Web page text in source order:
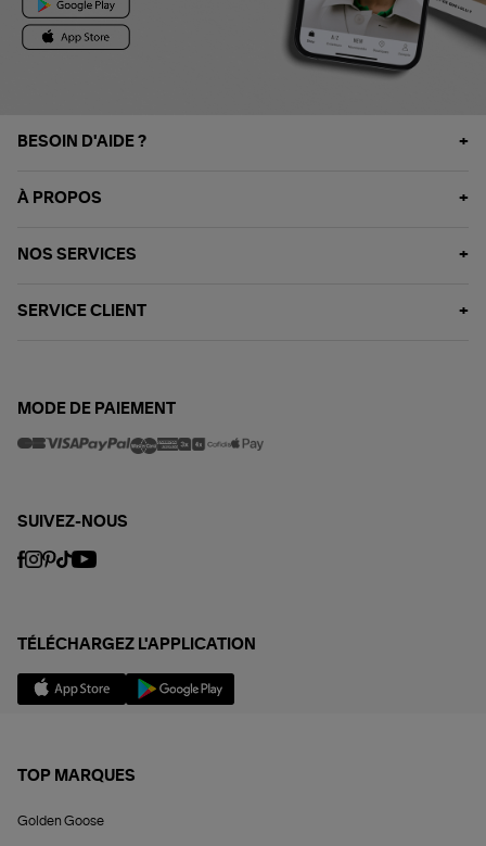
BESOIN D'AIDE ?
À PROPOS
NOS SERVICES
SERVICE CLIENT
MODE DE PAIEMENT
SUIVEZ-NOUS
TÉLÉCHARGEZ L'APPLICATION
TOP MARQUES
Golden Goose